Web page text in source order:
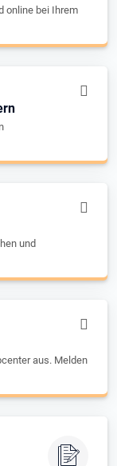
online bei Ihrem
und
aus. Melden